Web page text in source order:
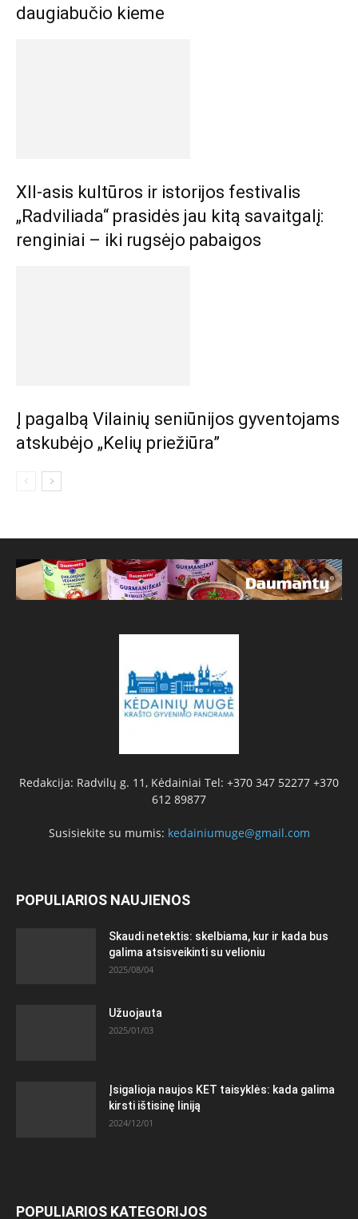
daugiabučio kieme
XII-asis kultūros ir istorijos festivalis
„Radviliada“ prasidės jau kitą savaitgalį:
renginiai – iki rugsėjo pabaigos
Į pagalbą Vilainių seniūnijos gyventojams
atskubėjo „Kelių priežiūra”
Redakcija: Radvilų g. 11, Kėdainiai Tel: +370 347 52277 +370
612 89877
Susisiekite su mumis: kedainiumuge@gmail.com
POPULIARIOS NAUJIENOS
Skaudi netektis: skelbiama, kur ir kada bus
galima atsisveikinti su velioniu
2025/08/04
Užuojauta
2025/01/03
Įsigalioja naujos KET taisyklės: kada galima
kirsti ištisinę liniją
2024/12/01
POPULIARIOS KATEGORIJOS